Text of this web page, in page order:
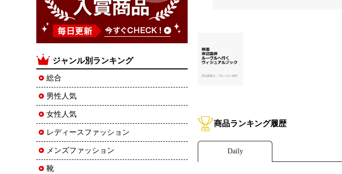
商品ランキング履歴
Daily
ジャンル別ランキング
総合
男性人気
女性人気
レディースファッション
メンズファッション
靴